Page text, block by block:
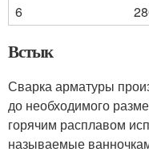
6
Встык
Сварка арматуры
до необходимого
горячим расплавом
называемые